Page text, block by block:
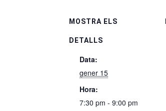
MOSTRA ELS
DETALLS
Data:
gener 15
Hora:
7:30 pm - 9:00 pm